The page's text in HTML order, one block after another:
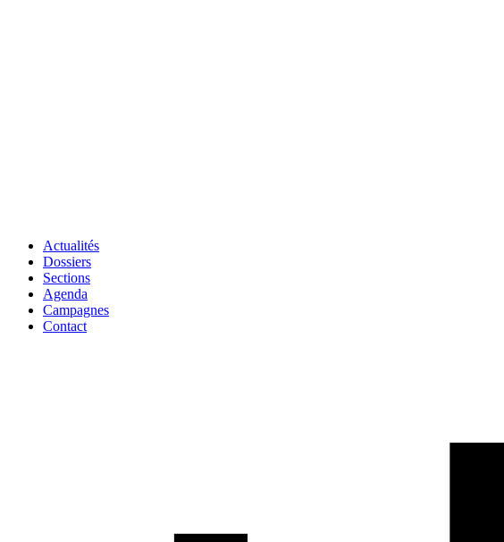
Actualités
Dossiers
Sections
Agenda
Campagnes
Contact